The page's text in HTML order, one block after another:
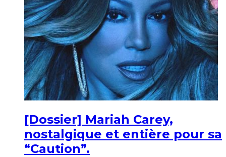
[Dossier] Mariah Carey,
nostalgique et entière pour sa
“Caution”.